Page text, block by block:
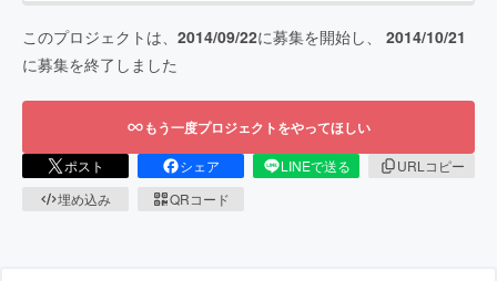
このプロジェクトは、 2014/09/22に募集を開始し、 2014/10/21
に募集を終了しました
もう一度プロジェクトをやってほしい
ポスト シェア LINEで送る
URLコピー
埋め込み
QRコード